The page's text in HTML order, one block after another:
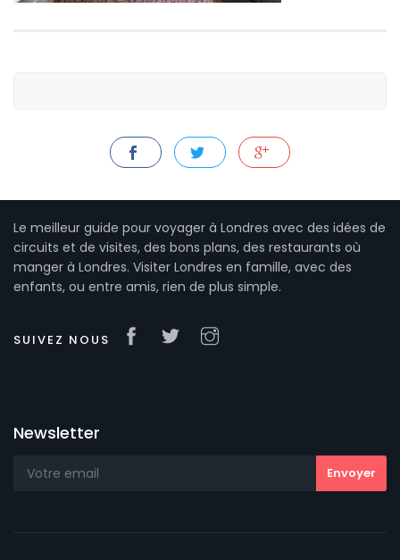
Le meilleur guide pour voyager à Londres avec des idées de
circuits et de visites, des bons plans, des restaurants où
manger à Londres. Visiter Londres en famille, avec des
enfants, ou entre amis, rien de plus simple.
SUIVEZ NOUS
Newsletter